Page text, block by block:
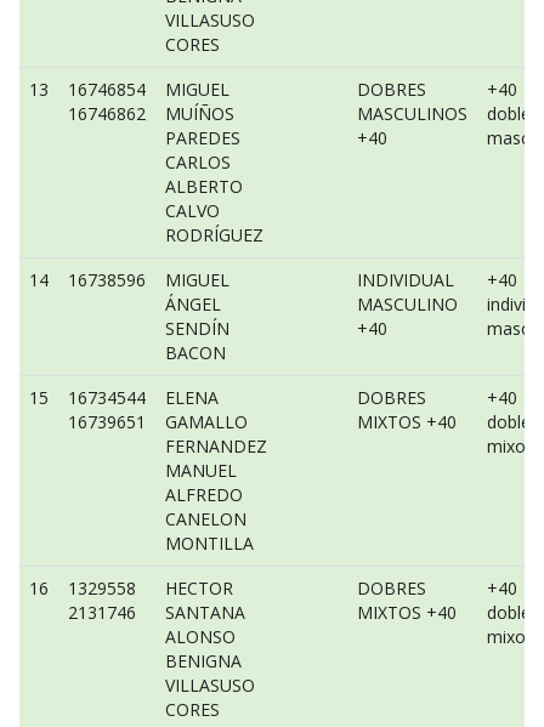
VILLASUSO
CORES
13
16746854
16746862
MIGUEL
MUÍÑOS
PAREDES
CARLOS
ALBERTO
CALVO
RODRÍGUEZ
DOBRES
MASCULINOS
+40
+40
dobles
14 16738596
MIGUEL
ÁNGEL
SENDÍN
BACON
INDIVIDUAL
MASCULINO
+40
+40
15
16734544
16739651
ELENA
GAMALLO
FERNANDEZ
MANUEL
ALFREDO
CANELON
MONTILLA
DOBRES
MIXTOS +40
+40
dobles
mixo
16
1329558
2131746
HECTOR
SANTANA
ALONSO
BENIGNA
VILLASUSO
CORES
DOBRES
MIXTOS +40
+40
dobles
mixo